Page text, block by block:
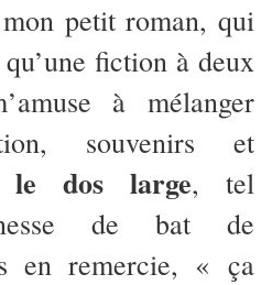
petit roman, qui
fiction à deux
à mélanger
souvenirs et
le dos large, tel
de bat de
en remercie, « ça